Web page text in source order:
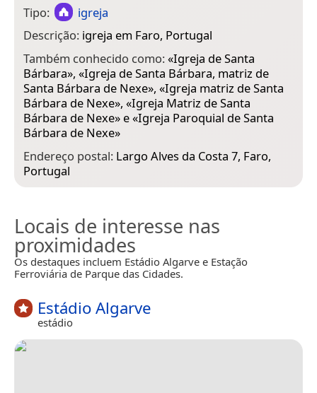
Tipo:
igreja
Descrição: igreja em Faro, Portugal
Também conhecido como:«Igreja de Santa
Bárbara», «Igreja de Santa Bárbara, matriz de
Santa Bárbara de Nexe», «Igreja matriz de Santa
Bárbara de Nexe», «Igreja Matriz de Santa
Bárbara de Nexe» e «Igreja Paroquial de Santa
Bárbara de Nexe»
Endereço postal: Largo Alves da Costa 7, Faro,
Portugal
Locais de interesse nas
proximidades
Os destaques incluem Estádio Algarve e Estação
Ferroviária de Parque das Cidades.
Estádio Algarve
estádio